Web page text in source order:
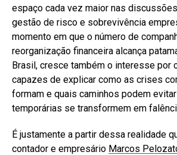
espaço cada vez maior nas
gestão de risco e sobrevivência
momento em que o número de
reorganização financeira alcança
Brasil, cresce também o interesse por
capazes de explicar como as crises
formam e quais caminhos podem
temporárias se transformem em
É justamente a partir dessa realidade
contador e empresário Marcos